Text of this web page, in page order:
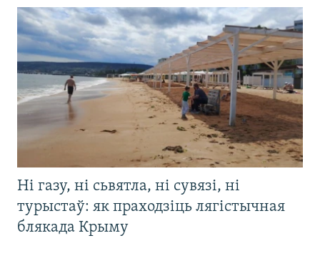
Ні газу, ні сьвятла, ні сувязі, ні
турыстаў: як праходзіць лягістычная
блякада Крыму